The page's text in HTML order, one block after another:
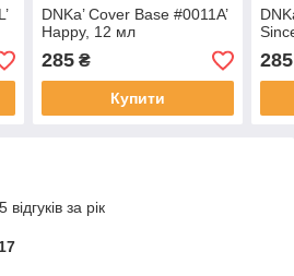
DNKa’ Cover Base #0011A’
Happy, 12 мл
285₴
Купити
285
за рік